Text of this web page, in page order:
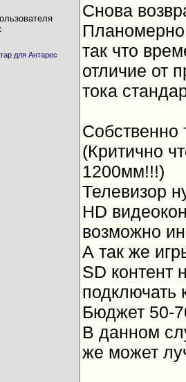
Снова
так что
отличие от
тока
Собственно
(Критично
1200мм!!!)
Телевизор
HD
возможно
А так же
SD контент
Бюджет 50-
В данном
же может